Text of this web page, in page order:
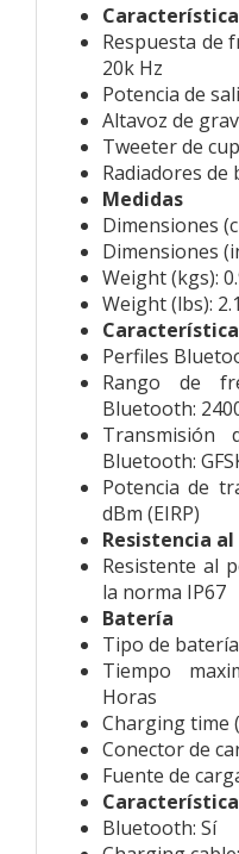
Respuesta de
20k Hz
Potencia de
Altavoz de
Tweeter de
Radiadores de
Medidas
Dimensiones
Dimensiones
Weight (kgs):
Weight (lbs):
Perfiles
Rango de
Bluetooth:
Transmisión
Bluetooth:
Potencia de
dBm (EIRP)
Resistencia
Resistente al
la norma IP67
Batería
Tipo de
Tiempo
Horas
Charging time
Conector de
Fuente de
Bluetooth: Sí